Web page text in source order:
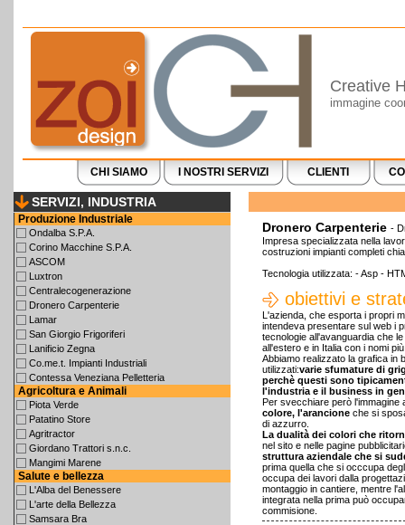
Creative
immagine
CHI SIAMO I NOSTRI SERVIZI CLIENTI
Dronero Carpenterie -
Impresa specializzata nella
costruzioni impianti completi
Tecnologia utilizzata: - Asp -
obiettivi e
L'azienda, che esporta i propri
intendeva presentare sul web i
tecnologie all'avanguardia che
all'estero e in Italia con i nomi
Abbiamo realizzato la grafica in
utilizzati:varie sfumature di
perchè questi sono
l'industria e il business in
Per svecchiare però l'immagine
colore, l'arancione che si
di azzurro.
La dualità dei colori che
nel sito e nelle pagine
struttura aziendale che si
prima quella che si occcupa
occupa dei lavori dalla
montaggio in cantiere, mentre
integrata nella prima può
commisione.
SERVIZI, INDUSTRIA
Produzione Industriale
Ondalba S.P.A.
Corino Macchine S.P.A.
ASCOM
Luxtron
Centralecogenerazione
Dronero Carpenterie
Lamar
San Giorgio Frigoriferi
Lanificio Zegna
Co.me.t. Impianti Industriali
Contessa Veneziana Pelletteria
Agricoltura e Animali
Piota Verde
Patatino Store
Agritractor
Giordano Trattori s.n.c.
Mangimi Marene
Salute e bellezza
L'Alba del Benessere
L'arte della Bellezza
Samsara Bra